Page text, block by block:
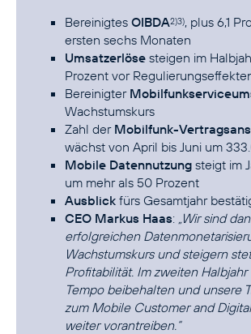
Bereinigtes OIBDA2)3), plus 6,1
ersten sechs Monaten
Umsatzerlöse steigen im
Prozent vor
Bereinigter
Wachstumskurs
Zahl der Mobilfunk-
wächst von April bis Juni um
Mobile Datennutzung steigt im
um mehr als 50 Prozent
Ausblick fürs Gesamtjahr
CEO Markus Haas: „Wir sind
erfolgreichen
Wachstumskurs und steigern
Profitabilität. Im zweiten
Tempo beibehalten und unsere
zum Mobile Customer and
weiter vorantreiben.“